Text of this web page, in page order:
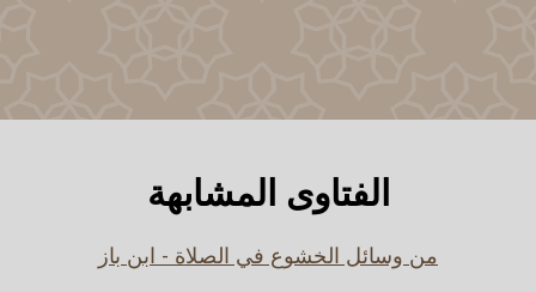
الفتاوى المشابهة
من وسائل الخشوع في الصلاة - ابن باز